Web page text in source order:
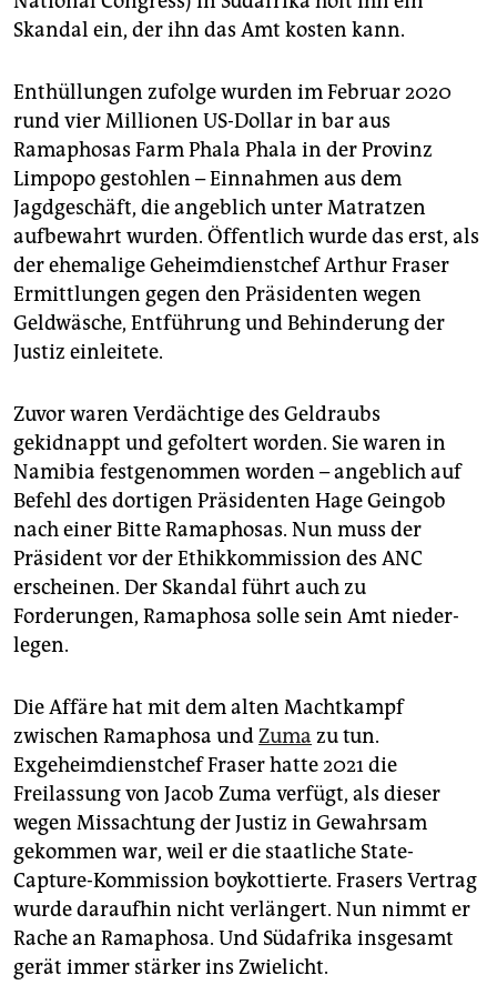
Skandal ein, der ihn das Amt kosten kann.
Enthüllungen zufolge wurden im Februar 2020
rund vier Millionen US-Dollar in bar aus
Ramaphosas Farm Phala Phala in der Provinz
Limpopo gestohlen – Einnahmen aus dem
Jagdgeschäft, die angeblich unter Matratzen
aufbewahrt wurden. Öffentlich wurde das erst, als
der ehemalige Geheimdienstchef Arthur Fraser
Ermittlungen gegen den Präsidenten wegen
Geldwäsche, Entführung und Behinderung der
Justiz einleitete.
Zuvor waren Verdächtige des Geldraubs
gekidnappt und gefoltert worden. Sie waren in
Namibia festgenommen worden – angeblich auf
Befehl des dortigen Präsidenten Hage Geingob
nach einer Bitte Ramaphosas. Nun muss der
Präsident vor der Ethikkommission des ANC
erscheinen. Der Skandal führt auch zu
Forderungen, Ramaphosa solle sein Amt nieder­
legen.
Die Affäre hat mit dem alten Machtkampf
zwischen Ramaphosa undZuma zu tun.
Exgeheimdienstchef Fraser hatte 2021 die
Freilassung von Jacob Zuma verfügt, als dieser
wegen Missachtung der Justiz in Gewahrsam
gekommen war, weil er die staatliche State-
Capture-Kommission boykottierte. Frasers Vertrag
wurde daraufhin nicht verlängert. Nun nimmt er
Rache an Ramaphosa. Und Südafrika insgesamt
gerät immer stärker ins Zwielicht.